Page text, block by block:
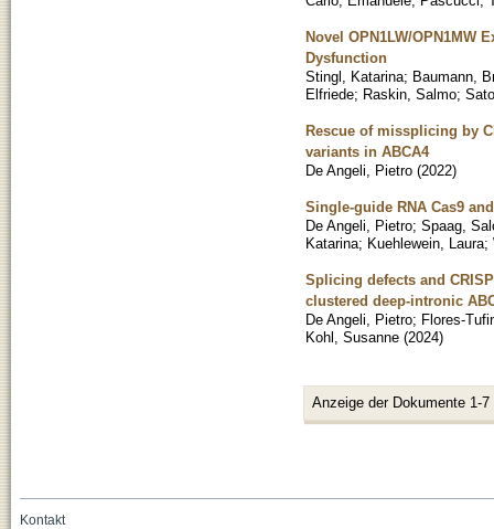
Novel OPN1LW/OPN1MW
Dysfunction
Stingl, Katarina; Baumann,
Elfriede; Raskin, Salmo;
Rescue of missplicing by
variants in ABCA4
De Angeli, Pietro (2022)
Single-guide RNA Cas9
De Angeli, Pietro; Spaag,
Katarina; Kuehlewein, Laura;
Splicing defects and
clustered deep-intronic
De Angeli, Pietro; Flores-
Kohl, Susanne (2024)
Anzeige der Dokumente 1-7
Kontakt